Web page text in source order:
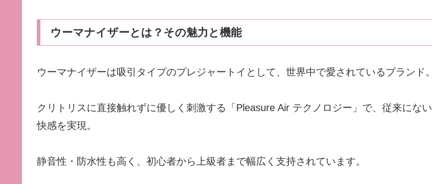
ウーマナイザーとは？その魅力と機能
ウーマナイザーは吸引タイプのプレジャートイとして、世界中で愛されているブランド。
クリトリスに直接触れずに優しく刺激する「Pleasure Air テクノロジー」で、従来にない
快感を実現。
静音性・防水性も高く、初心者から上級者まで幅広く支持されています。